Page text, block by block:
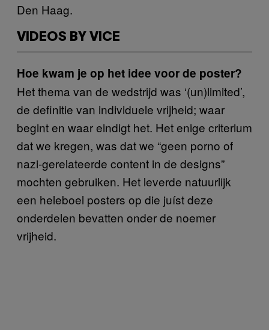
Den Haag.
VIDEOS BY VICE
Hoe kwam je op het idee voor de poster?
Het thema van de wedstrijd was ‘(un)limited’,
de definitie van individuele vrijheid; waar
begint en waar eindigt het. Het enige criterium
dat we kregen, was dat we “geen porno of
nazi-gerelateerde content in de designs”
mochten gebruiken. Het leverde natuurlijk
een heleboel posters op die juíst deze
onderdelen bevatten onder de noemer
vrijheid.